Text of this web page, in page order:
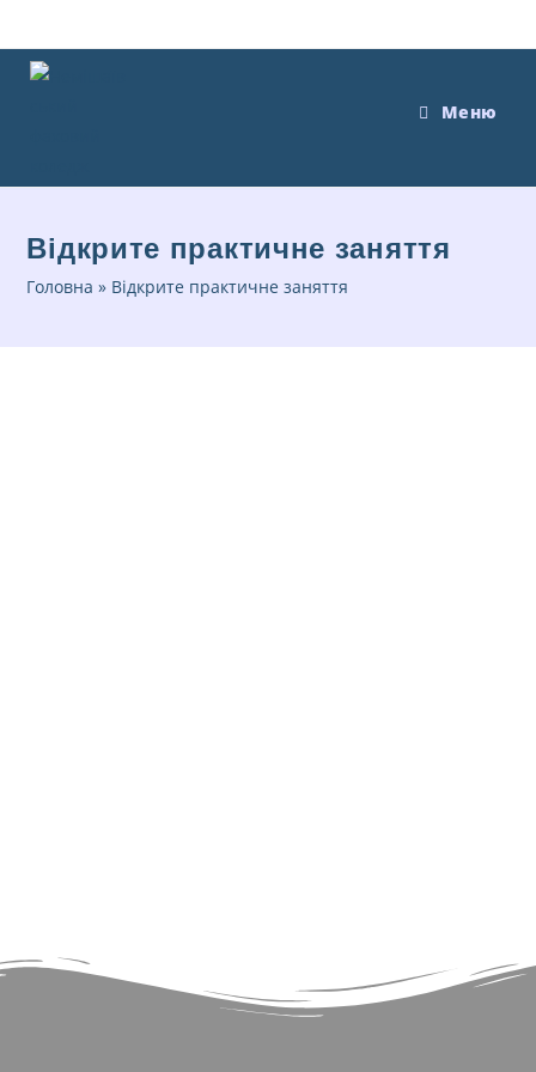
Меню
Відкрите практичне заняття
Головна » Відкрите практичне заняття